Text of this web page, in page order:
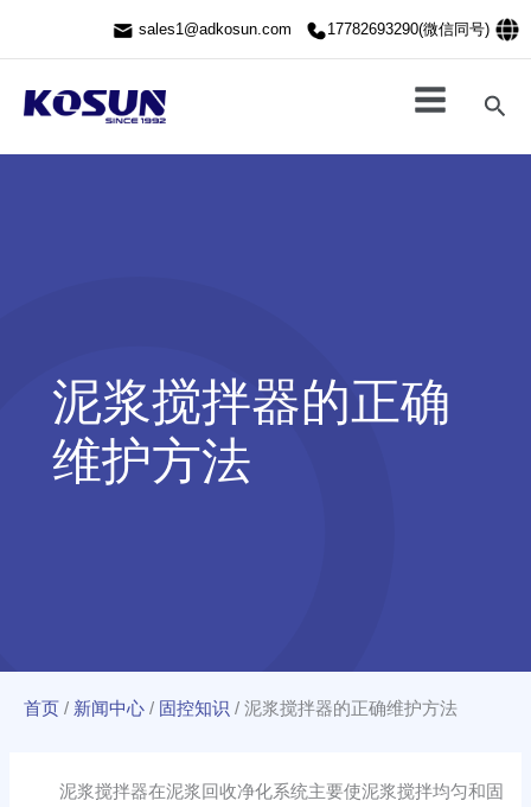
sales1@adkosun.com 17782693290(微信同号)
搜
索
泥浆搅拌器的正确
维护方法
首页 / 新闻中心 / 固控知识 / 泥浆搅拌器的正确维护方法
泥浆搅拌器在泥浆回收净化系统主要使泥浆搅拌均匀和固